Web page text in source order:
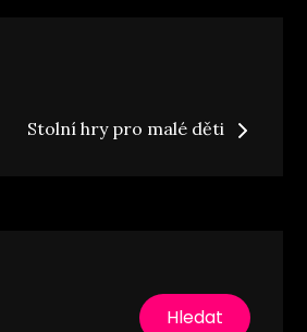
Stolní hry pro malé děti
Hledat